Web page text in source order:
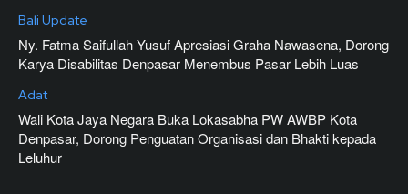
Bali Update
Ny. Fatma Saifullah Yusuf Apresiasi Graha Nawasena, Dorong
Karya Disabilitas Denpasar Menembus Pasar Lebih Luas
Adat
Wali Kota Jaya Negara Buka Lokasabha PW AWBP Kota
Denpasar, Dorong Penguatan Organisasi dan Bhakti kepada
Leluhur